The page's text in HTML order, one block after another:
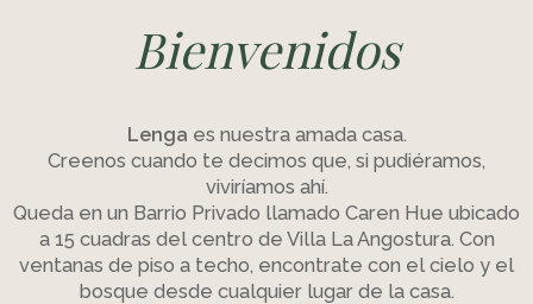
Bienvenidos
Lenga es nuestra amada casa.
Creenos cuando te decimos que, si pudiéramos,
viviríamos ahí.
Queda en un Barrio Privado llamado Caren Hue ubicado
a 15 cuadras del centro de Villa La Angostura. Con
ventanas de piso a techo, encontrate con el cielo y el
bosque desde cualquier lugar de la casa.